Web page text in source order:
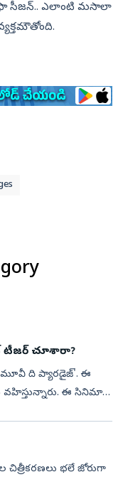
సీజన్‌.. ఎలాంటి మసాలా
చూశారా?
ది ప్యారడైజ్'. ఈ
ఈ సినిమా
చిత్రీకరణలు భలే జోరుగా